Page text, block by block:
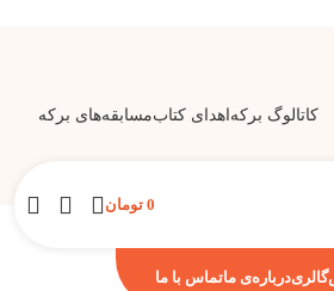
کاتالوگ برکه اهدای کتابمسابقه‌های برکه
0 تومان
گالریدرباره‌ی ماتماس با ما